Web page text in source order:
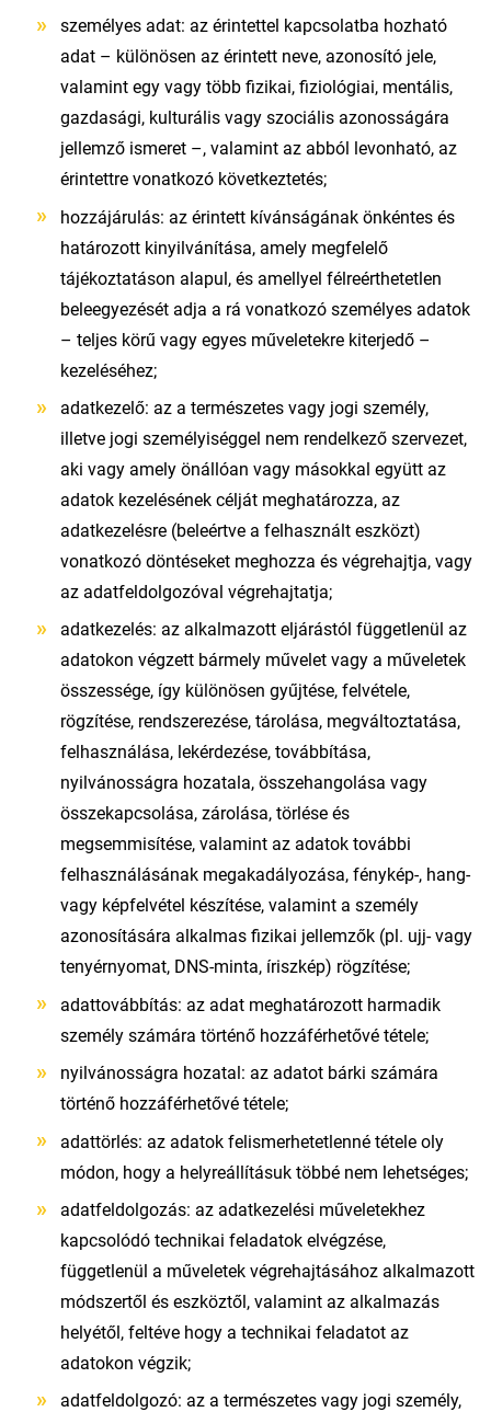
személyes adat: az érintettel kapcsolatba hozható
adat – különösen az érintett neve, azonosító jele,
valamint egy vagy több fizikai, fiziológiai, mentális,
gazdasági, kulturális vagy szociális azonosságára
jellemző ismeret –, valamint az abból levonható, az
érintettre vonatkozó következtetés;
hozzájárulás: az érintett kívánságának önkéntes és
határozott kinyilvánítása, amely megfelelő
tájékoztatáson alapul, és amellyel félreérthetetlen
beleegyezését adja a rá vonatkozó személyes adatok
– teljes körű vagy egyes műveletekre kiterjedő –
kezeléséhez;
adatkezelő: az a természetes vagy jogi személy,
illetve jogi személyiséggel nem rendelkező szervezet,
aki vagy amely önállóan vagy másokkal együtt az
adatok kezelésének célját meghatározza, az
adatkezelésre (beleértve a felhasznált eszközt)
vonatkozó döntéseket meghozza és végrehajtja, vagy
az adatfeldolgozóval végrehajtatja;
adatkezelés: az alkalmazott eljárástól függetlenül az
adatokon végzett bármely művelet vagy a műveletek
összessége, így különösen gyűjtése, felvétele,
rögzítése, rendszerezése, tárolása, megváltoztatása,
felhasználása, lekérdezése, továbbítása,
nyilvánosságra hozatala, összehangolása vagy
összekapcsolása, zárolása, törlése és
megsemmisítése, valamint az adatok további
felhasználásának megakadályozása, fénykép-, hang-
vagy képfelvétel készítése, valamint a személy
azonosítására alkalmas fizikai jellemzők (pl. ujj- vagy
tenyérnyomat, DNS-minta, íriszkép) rögzítése;
adattovábbítás: az adat meghatározott harmadik
személy számára történő hozzáférhetővé tétele;
nyilvánosságra hozatal: az adatot bárki számára
történő hozzáférhetővé tétele;
adattörlés: az adatok felismerhetetlenné tétele oly
módon, hogy a helyreállításuk többé nem lehetséges;
adatfeldolgozás: az adatkezelési műveletekhez
kapcsolódó technikai feladatok elvégzése,
függetlenül a műveletek végrehajtásához alkalmazott
módszertől és eszköztől, valamint az alkalmazás
helyétől, feltéve hogy a technikai feladatot az
adatokon végzik;
adatfeldolgozó: az a természetes vagy jogi személy,